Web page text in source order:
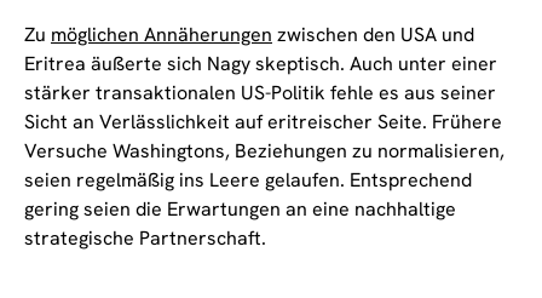
Zu möglichen Annäherungen zwischen den USA und
Eritrea äußerte sich Nagy skeptisch. Auch unter einer
stärker transaktionalen US-Politik fehle es aus seiner
Sicht an Verlässlichkeit auf eritreischer Seite. Frühere
Versuche Washingtons, Beziehungen zu normalisieren,
seien regelmäßig ins Leere gelaufen. Entsprechend
gering seien die Erwartungen an eine nachhaltige
strategische Partnerschaft.